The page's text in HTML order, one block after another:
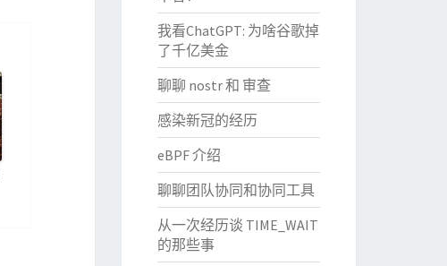
我看ChatGPT: 为啥谷歌掉
了千亿美金
聊聊 nostr 和 审查
感染新冠的经历
eBPF 介绍
聊聊团队协同和协同工具
从一次经历谈 TIME_WAIT
的那些事